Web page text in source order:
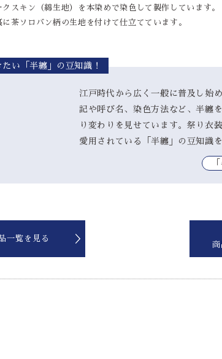
スキン（綿生地）を本染めで染色して製作しています。
茶ソロバン柄の生地を付けて仕立てています。
い「半纏」の豆知識！
江戸時代から広く一般に普及し始
記や呼び名、染色方法など、半纏
り変わりを見せています。祭り衣
愛用されている「半纏」の豆知識
一覧を見る
商